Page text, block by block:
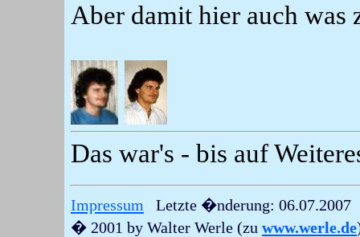
Aber damit hier auch was
Das war's - bis auf
Impressum Letzte �nderung: 06.07.2007
� 2001 by Walter Werle (zu www.werle.de